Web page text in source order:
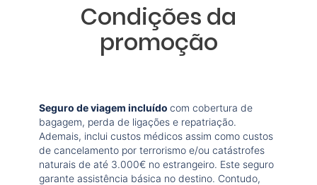
Condições da
promoção
Seguro de viagem incluído com cobertura de
bagagem, perda de ligações e repatriação.
Ademais, inclui custos médicos assim como custos
de cancelamento por terrorismo e/ou catástrofes
naturais de até 3.000€ no estrangeiro. Este seguro
garante assistência básica no destino. Contudo,